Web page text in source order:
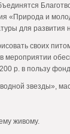
«Природа и
для развития
своих
мероприятии
р. в пользу
звезды»,
живому.